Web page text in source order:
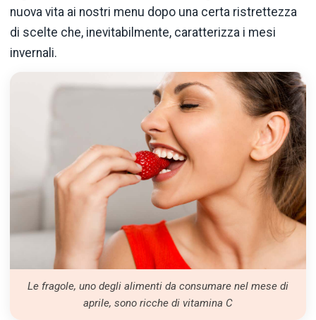
nuova vita ai nostri menu dopo una certa ristrettezza
di scelte che, inevitabilmente, caratterizza i mesi
invernali.
Le fragole, uno degli alimenti da consumare nel mese di
aprile, sono ricche di vitamina C